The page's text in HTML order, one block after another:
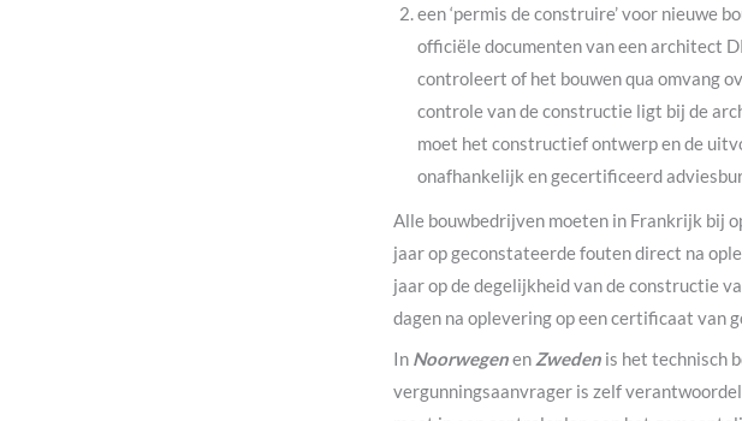
een ‘permis de construire’ voor nieuwe
officiële documenten van een architect
controleert of het bouwen qua omvang
controle van de constructie ligt bij de
moet het constructief ontwerp en de
onafhankelijk en gecertificeerd
Alle bouwbedrijven moeten in Frankrijk bij
jaar op geconstateerde fouten direct na
jaar op de degelijkheid van de constructie
dagen na oplevering op een certificaat van
In Noorwegenen Zweden is het technisch
vergunningsaanvrager is zelf